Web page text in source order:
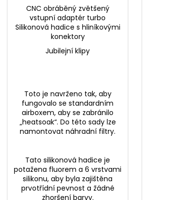
CNC obráběný zvětšený
vstupní adaptér turbo
Silikonová hadice s hliníkovými
konektory
Jubilejní klipy
Toto je navrženo tak, aby
fungovalo se standardním
airboxem, aby se zabránilo
„heatsoak“. Do této sady lze
namontovat náhradní filtry.
Tato silikonová hadice je
potažena fluorem a 6 vrstvami
silikonu, aby byla zajištěna
prvotřídní pevnost a žádné
zhoršení barvy.